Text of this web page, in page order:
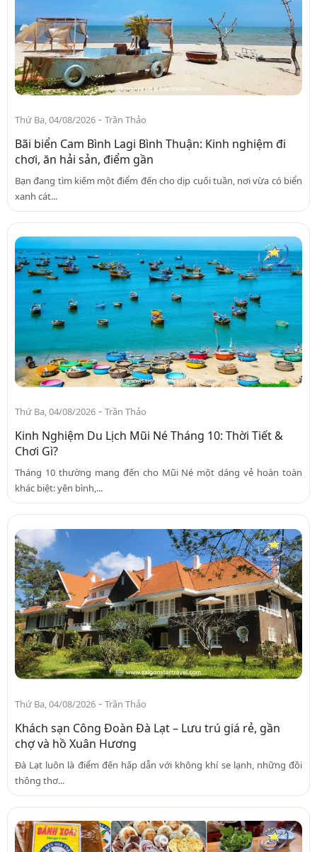
Thứ Ba, 04/08/2026 - Trần Thảo
Bãi biển Cam Bình Lagi Bình Thuận: Kinh nghiệm đi
chơi, ăn hải sản, điểm gần
Bạn đang tìm kiếm một điểm đến cho dịp cuối tuần, nơi vừa có biển
xanh cát...
Thứ Ba, 04/08/2026 - Trần Thảo
Kinh Nghiệm Du Lịch Mũi Né Tháng 10: Thời Tiết &
Chơi Gì?
Tháng 10 thường mang đến cho Mũi Né một dáng vẻ hoàn toàn
khác biệt: yên bình,...
Thứ Ba, 04/08/2026 - Trần Thảo
Khách sạn Công Đoàn Đà Lạt – Lưu trú giá rẻ, gần
chợ và hồ Xuân Hương
Đà Lạt luôn là điểm đến hấp dẫn với không khí se lạnh, những đồi
thông thơ...